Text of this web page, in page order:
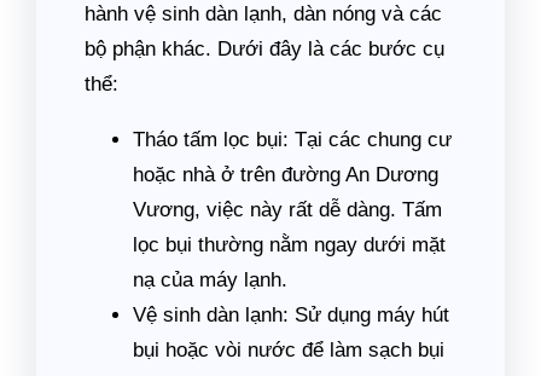
hành vệ sinh dàn lạnh, dàn nóng và các
bộ phận khác. Dưới đây là các bước cụ
thể:
Tháo tấm lọc bụi: Tại các chung cư
hoặc nhà ở trên đường An Dương
Vương, việc này rất dễ dàng. Tấm
lọc bụi thường nằm ngay dưới mặt
nạ của máy lạnh.
Vệ sinh dàn lạnh: Sử dụng máy hút
bụi hoặc vòi nước để làm sạch bụi